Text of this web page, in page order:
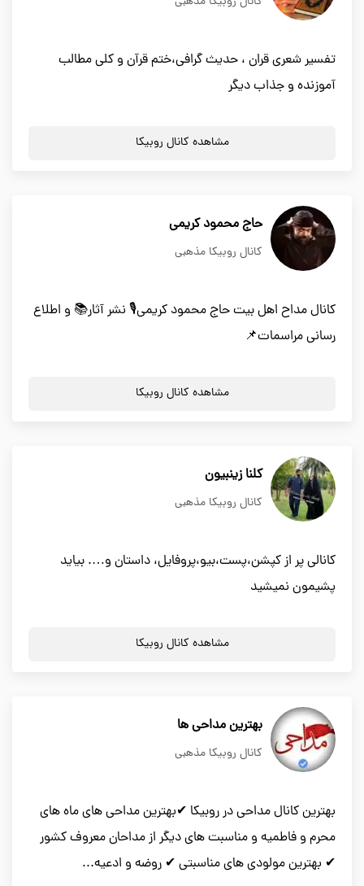
تفسیر شعری قران ، حدیث گرافی،ختم قرآن و کلی مطالب
آموزنده و جذاب دیگر
مشاهده کانال روبیکا
حاج محمود کریمی
کانال روبیکا مذهبی
کانال مداح اهل بیت حاج محمود کریمی🎙 نشر آثار📚 و اطلاع
رسانی مراسمات📌
مشاهده کانال روبیکا
کلنا زینبیون
کانال روبیکا مذهبی
کانالی پر از کپشن،پست،بیو،پروفایل، داستان و…. بیاید
پشیمون نمیشید
مشاهده کانال روبیکا
بهترین مداحی ها
کانال روبیکا مذهبی
بهترین کانال مداحی در روبیکا ✔بهترین مداحی های ماه های
محرم و فاطمیه و مناسبت های دیگر از مداحان معروف کشور
✔ بهترین مولودی های مناسبتی ✔ روضه و ادعیه...